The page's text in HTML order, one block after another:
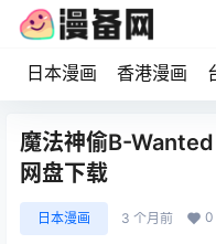
日本漫画 香港漫画
魔法神偷B-
网盘下载
日本漫画 3 个月前 0